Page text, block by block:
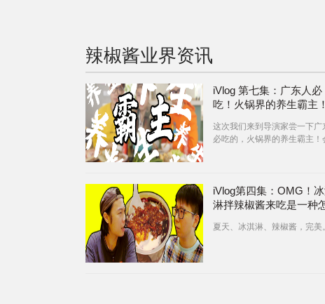
辣椒酱业界资讯
iVlog 第七集：广东人必
吃！火锅界的养生霸主！
这次我们来到导演家尝一下广
必吃的，火锅界的养生霸主！
iVlog第四集：OMG！
淋拌辣椒酱来吃是一种
夏天、冰淇淋、辣椒酱，完美。